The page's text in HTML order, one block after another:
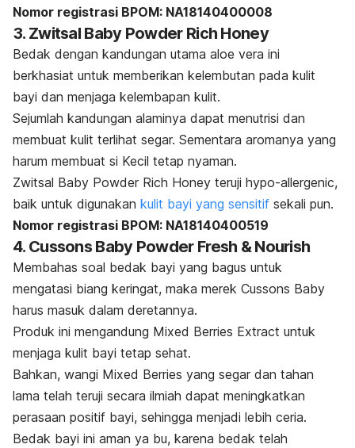
Nomor registrasi BPOM: NA18140400008
3. Zwitsal Baby Powder Rich Honey
Bedak dengan kandungan utama aloe vera ini
berkhasiat untuk memberikan kelembutan pada kulit
bayi dan menjaga kelembapan kulit.
Sejumlah kandungan alaminya dapat menutrisi dan
membuat kulit terlihat segar. Sementara aromanya yang
harum membuat si Kecil tetap nyaman.
Zwitsal Baby Powder Rich Honey teruji hypo-allergenic,
baik untuk digunakan kulit bayi yang sensitif sekali pun.
Nomor registrasi BPOM: NA18140400519
4. Cussons Baby Powder Fresh & Nourish
Membahas soal bedak bayi yang bagus untuk
mengatasi biang keringat, maka merek Cussons Baby
harus masuk dalam deretannya.
Produk ini mengandung Mixed Berries Extract untuk
menjaga kulit bayi tetap sehat.
Bahkan, wangi Mixed Berries yang segar dan tahan
lama telah teruji secara ilmiah dapat meningkatkan
perasaan positif bayi, sehingga menjadi lebih ceria.
Bedak bayi ini aman ya bu, karena bedak telah